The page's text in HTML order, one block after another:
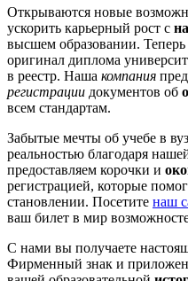
Открываются новые
ускорить карьерный рост с
высшем образовании.
оригинал диплома
в реестр. Наша компания
регистрации документов об
всем стандартам.
Забытые мечты об учебе в
реальностью благодаря
предоставляем корочки и
регистрацией, которые
становлении. Посетите наш
ваш билет в мир
С нами вы получаете
Фирменный знак и